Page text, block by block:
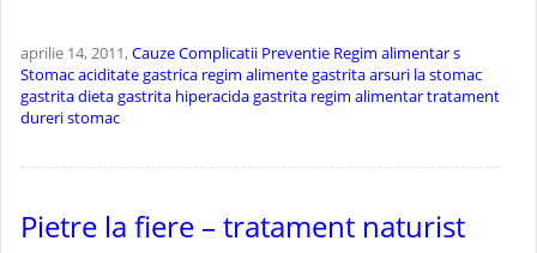
aprilie 14, 2011,CauzeComplicatii Preventie Regim alimentars
Stomacaciditate gastrica regim alimente gastritaarsuri la stomac
gastrita dietagastrita hiperacidagastrita regim alimentartratament
dureri stomac
Pietre la fiere – tratament naturist